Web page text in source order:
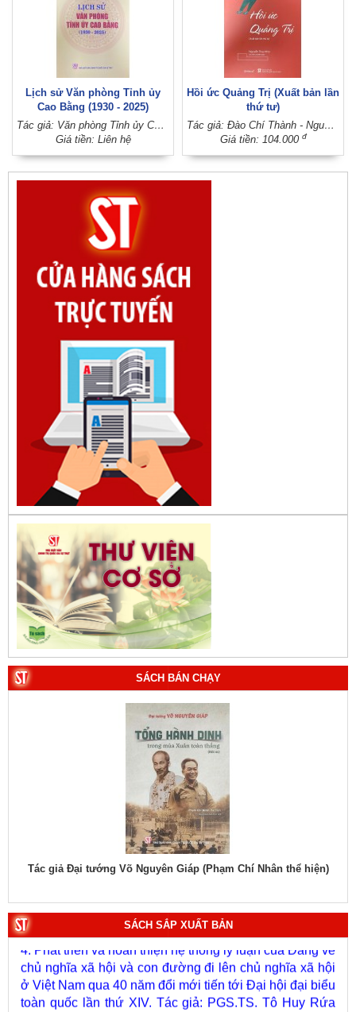
Lịch sử Văn phòng Tỉnh ủy
Cao Bằng (1930 - 2025)
Tác giả: Văn phòng Tỉnh ủy Cao Bằng (Ban Chấp hành Đảng bộ tỉnh Cao Bằng)
Giá tiền: Liên hệ
Hồi ức Quảng Trị (Xuất bản lần
thứ tư)
Tác giả: Đào Chí Thành - Nguyễn Thanh Quang; Sưu tầm và biên soạn: Nguyễn Thụy Kha
Giá tiền: 104.000 đ
SÁCH BÁN CHẠY
Tác giả TS. Ngô Đông Hải - PGS.TS. Vũ Trọng Lâm (Đồng chủ
SÁCH SẮP XUẤT BẢN
1. Bác Hồ ở Pháp. Tác giả: Bảo tàng Hồ Chí Minh.
2. Lịch sử Chính phủ (5 tập). Tác giả: Ban Chỉ đạo biên
soạn lịch sử Chính phủ.
3. Việt Nam: Từ kỷ nguyên dựng nước đến kỷ nguyên
Lâm (Chủ biên).
4. Phát triển và hoàn thiện hệ thống lý luận của Đảng về
chủ nghĩa xã hội và con đường đi lên chủ nghĩa xã hội
ở Việt Nam qua 40 năm đổi mới tiến tới Đại hội đại biểu
toàn quốc lần thứ XIV. Tác giả: PGS.TS. Tô Huy Rứa
(Chủ biên).